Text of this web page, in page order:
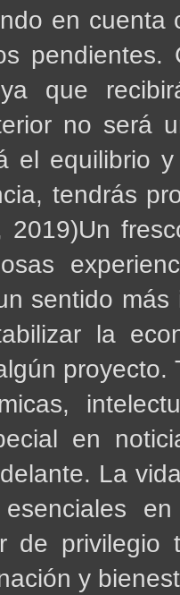
en cuenta
pendientes.
que
no será
el equilibrio
tendrás
2019)Un
sentido
la
en
La
de privilegio
y